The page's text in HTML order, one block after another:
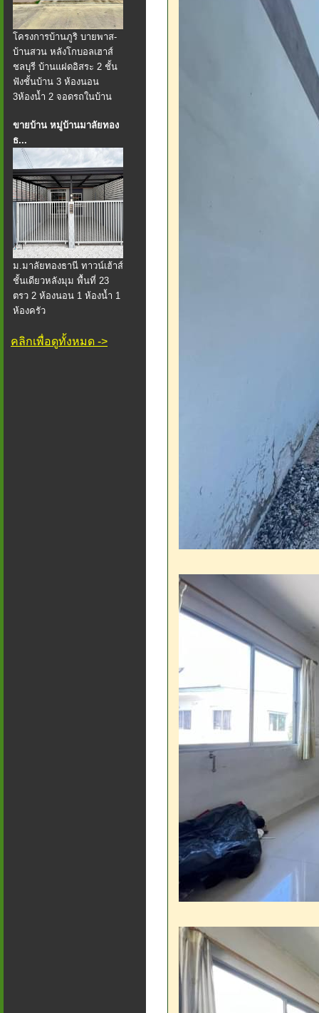
โครงการบ้านภูริ บายพาส-
บ้านสวน หลังโกบอลเฮาส์
ชลบุรี บ้านแฝดอิสระ 2 ชั้น
ฟังชั้นบ้าน 3 ห้องนอน
3ห้องน้ำ 2 จอดรถในบ้าน
ขายบ้าน หมู่บ้านมาลัยทอง
ธ...
ม.มาลัยทองธานี ทาวน์เฮ้าส์
ชั้นเดียวหลังมุม พื้นที่ 23
ตรว 2 ห้องนอน 1 ห้องน้ำ 1
ห้องครัว
คลิกเพื่อดูทั้งหมด ->